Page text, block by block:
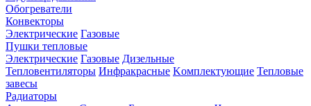
Обогреватели
Конвекторы
Электрические Газовые
Пушки тепловые
Электрические Газовые Дизельные
Тепловентиляторы Инфракрасные Kомплектующие Тепловые
завесы
Радиаторы